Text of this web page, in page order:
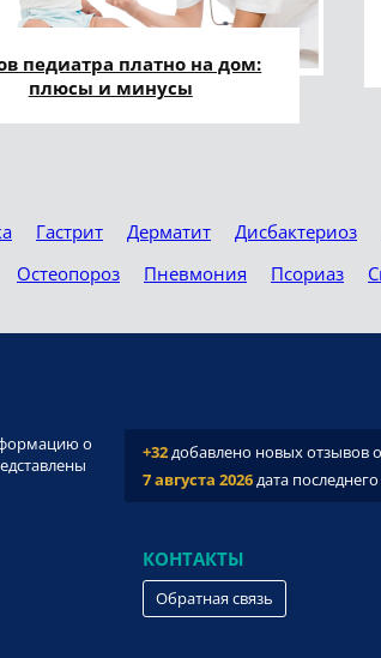
педиатра платно на дом:
плюсы и минусы
Гастрит Дерматит Дисбактериоз
Остеопороз Пневмония Псориаз
о
+32добавлено новых отзывов
7 августа 2026дата
КОНТАКТЫ
Обратная связь